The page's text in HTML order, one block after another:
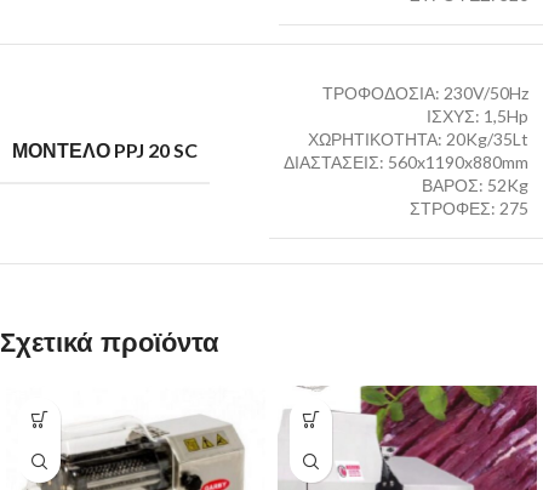
ΜΟΝΤΕΛΟ PPJ 20 SC
ΤΡΟΦΟΔΟΣΙΑ: 230V/50Hz
ΙΣΧΥΣ: 1,5Hp
ΧΩΡΗΤΙΚΟΤΗΤΑ: 20Kg/35Lt
ΔΙΑΣΤΑΣΕΙΣ: 560x1190x880mm
ΒΑΡΟΣ: 52Kg
ΣΤΡΟΦΕΣ: 275
Σχετικά προϊόντα